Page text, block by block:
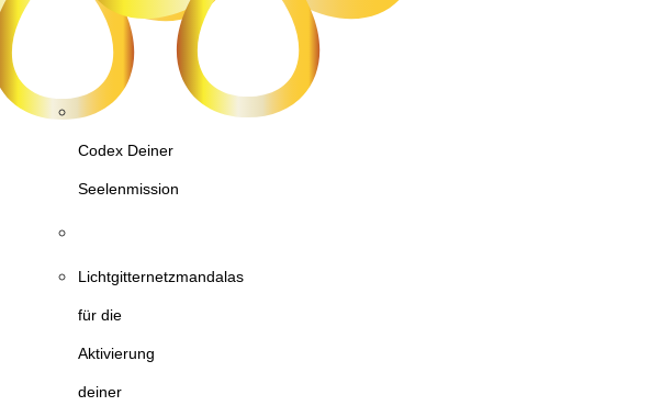
Codex Deiner
Seelenmission
Lichtgitternetzmandalas
für die
Aktivierung
deiner